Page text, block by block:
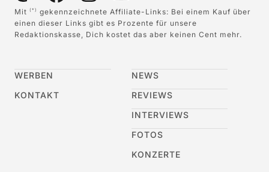
Mit (*)
gekennzeichnete Affiliate-Links: Bei einem Kauf über
einen dieser Links gibt es Prozente für unsere
Redaktionskasse, Dich kostet das aber keinen Cent mehr.
WERBEN
KONTAKT
NEWS
REVIEWS
INTERVIEWS
FOTOS
KONZERTE